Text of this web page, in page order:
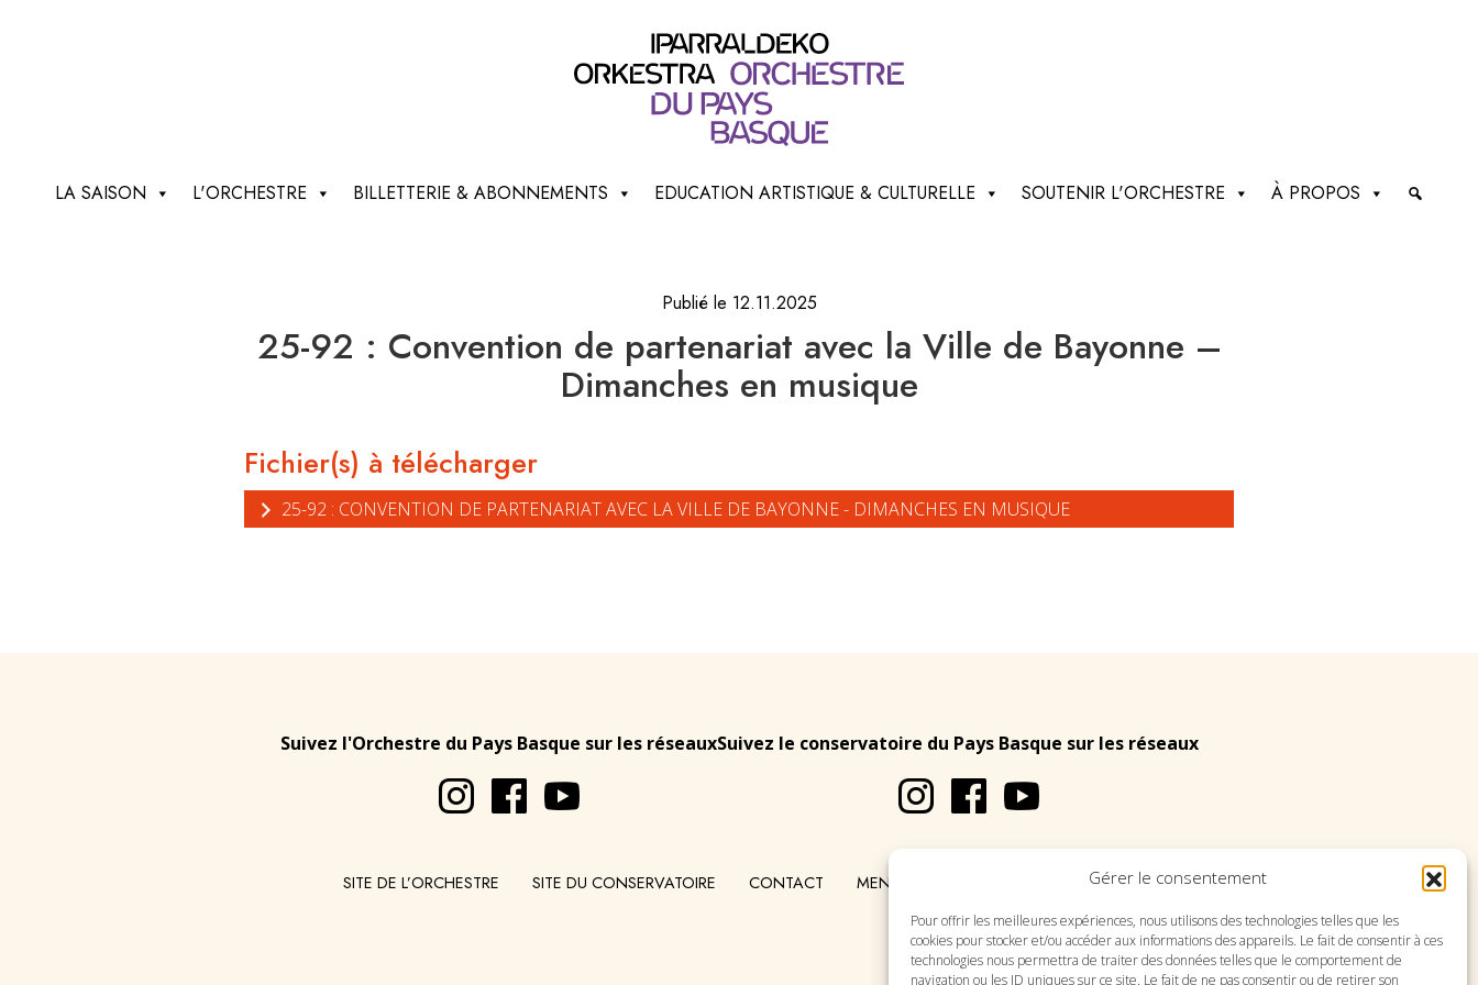
Gérer le consentement
Pour offrir les meilleures expériences, nous utilisons des technologies telles que les
cookies pour stocker et/ou accéder aux informations des appareils. Le fait de consentir à ces
technologies nous permettra de traiter des données telles que le comportement de
navigation ou les ID uniques sur ce site. Le fait de ne pas consentir ou de retirer son
LA SAISON L'ORCHESTRE BILLETTERIE & ABONNEMENTS EDUCATION ARTISTIQUE & CULTURELLE SOUTENIR L'ORCHESTRE À PROPOS
Publié le 12.11.2025
25-92 : Convention de partenariat avec la Ville de Bayonne –
Dimanches en musique
Fichier(s) à télécharger
25-92 : CONVENTION DE PARTENARIAT AVEC LA VILLE DE BAYONNE - DIMANCHES EN MUSIQUE
Suivez l'Orchestre du Pays Basque sur les réseauxSuivez le conservatoire du Pays Basque sur les réseaux
SITE DE L’ORCHESTRE SITE DU CONSERVATOIRE CONTACT MENTIONS LÉGALES PLAN DU SITE